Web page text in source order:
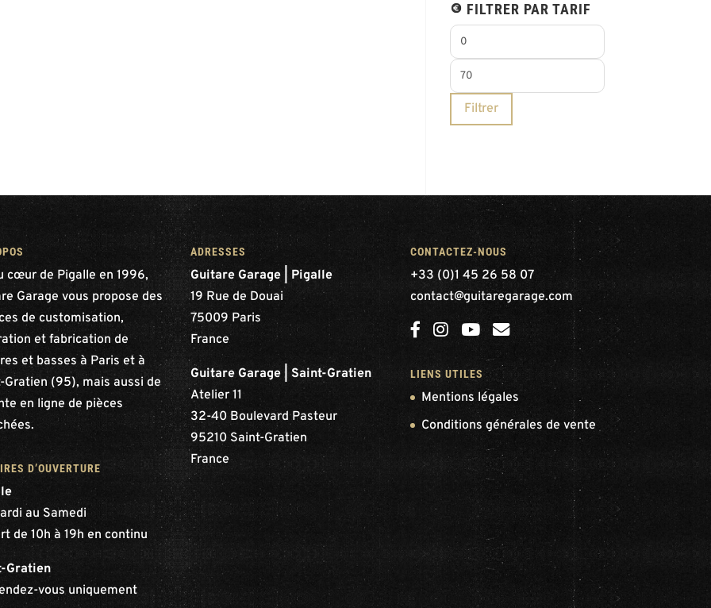
FILTRER PAR TARIF
Prix
min
Prix
max
Filtrer
cœur de Pigalle en 1996,
Garage vous propose des
de customisation,
et fabrication de
et basses à Paris et à
Gratien (95), mais aussi de
en ligne de pièces
D’OUVERTURE
au Samedi
de 10h à 19h en continu
Gratien
vous uniquement
ADRESSES
Guitare Garage | Pigalle
19 Rue de Douai
75009 Paris
France
Guitare Garage | Saint-Gratien
Atelier 11
32-40 Boulevard Pasteur
95210 Saint-Gratien
France
CONTACTEZ-NOUS
+33 (0)1 45 26 58 07
contact@guitaregarage.com
LIENS UTILES
Mentions légales
Conditions générales de vente